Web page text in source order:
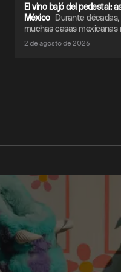
El vino bajó del pedestal:
México Durante
muchas casas mexicanas
2 de agosto de 2026